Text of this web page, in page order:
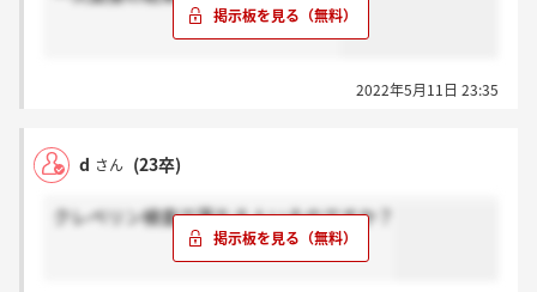
2022年5月11日 23:35
d さん (23卒)
クレペリン検査で落ちる人いるのですか？